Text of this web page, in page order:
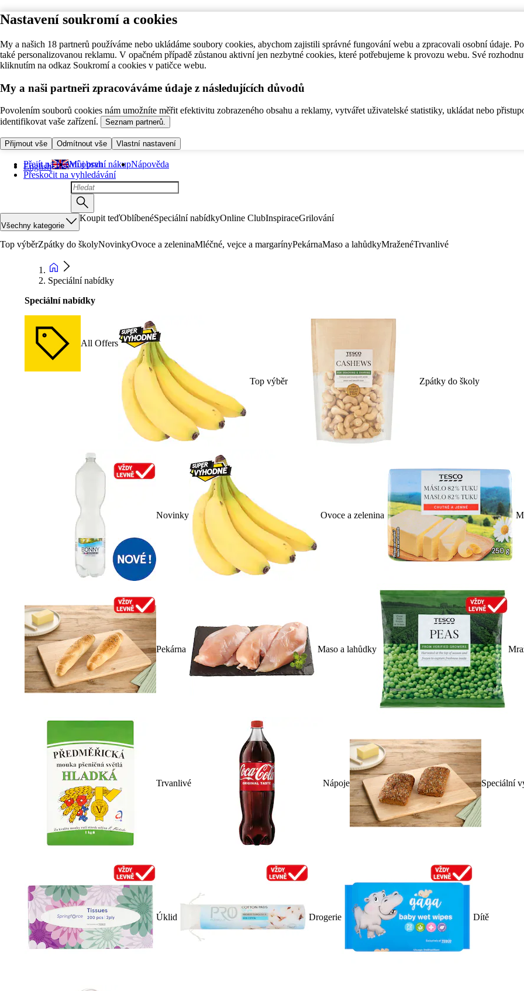
Nastavení soukromí a cookies
My a našich 18 partnerů používáme nebo ukládáme soubory cookies, abychom zajistili správné fungování webu a zpracovali osobní údaje.
také personalizovanou reklamu. V opačném případě zůstanou aktivní jen nezbytné cookies, které potřebujeme k provozu webu. Své
kliknutím na odkaz Soukromí a cookies v patičce webu.
My a naši partneři zpracováváme údaje z následujících důvodů
Povolením souborů cookies nám umožníte měřit efektivitu zobrazeného obsahu a reklamy, vytvářet uživatelské statistiky, ukládat nebo
identifikovat vaše zařízení.
Seznam partnerů.
Přijmout vše Odmítnout vše Vlastní nastavení
Přejít na hlavní obsah
Přeskočit na vyhledávání
English Můj první nákupNápověda
Všechny kategorie
Koupit teďOblíbenéSpeciální nabídkyOnline ClubInspiraceGrilování
Top výběrZpátky do školyNovinkyOvoce a zeleninaMléčné, vejce a margarínyPekárnaMaso a lahůdkyMraženéTrvanlivé
Speciální nabídky
Speciální nabídky
All Offers
Top výběr Zpátky do školy
Novinky Ovoce a zelenina
Pekárna Maso a lahůdky
Trvanlivé Nápoje Speciální
Úklid Drogerie Dítě